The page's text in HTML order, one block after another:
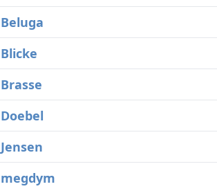
Beluga
Blicke
Brasse
Doebel
Jensen
megdym